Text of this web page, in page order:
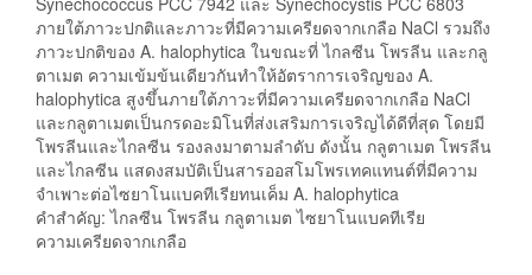
ภายใต้ภาวะปกติและภาวะที่มีความเครียดจากเกลือ NaCl รวมถึง
ภาวะปกติของ A. halophytica ในขณะที่ ไกลซีน โพรลีน และกลู
ตาเมต ความเข้มข้นเดียวกันทำให้อัตราการเจริญของ A.
halophytica สูงขึ้นภายใต้ภาวะที่มีความเครียดจากเกลือ NaCl
และกลูตาเมตเป็นกรดอะมิโนที่ส่งเสริมการเจริญได้ดีที่สุด โดยมี
โพรลีนและไกลซีน รองลงมาตามลำดับ ดังนั้น กลูตาเมต โพรลีน
และไกลซีน แสดงสมบัติเป็นสารออสโมโพรเทคแทนต์ที่มีความ
จำเพาะต่อไซยาโนแบคทีเรียทนเค็ม A. halophytica
คำสำคัญ: ไกลซีน โพรลีน กลูตาเมต ไซยาโนแบคทีเรีย
ความเครียดจากเกลือ